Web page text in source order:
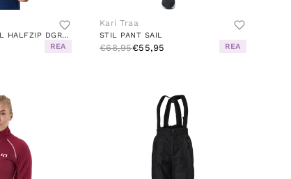
GEO MERINO WOOL HALFZIP DGREY
REA
Kari Traa
STIL PANT SAIL
€68,95€55,95 REA